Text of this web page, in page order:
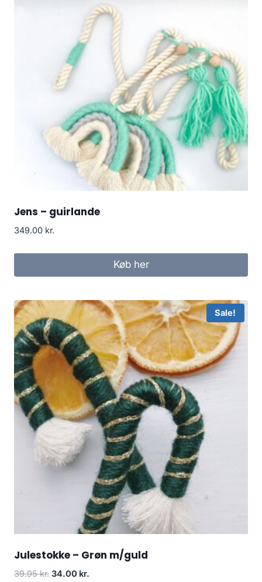
Jens – guirlande
349.00 kr.
Køb her
Sale!
Julestokke – Grøn m/guld
39.95kr. 34.00 kr.